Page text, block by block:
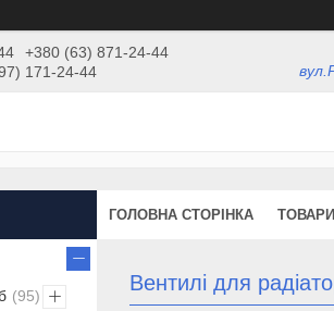
+380 (63) 871-24-44
171-24-44
ГОЛОВНА СТОРІНКА
Вентилі для
95